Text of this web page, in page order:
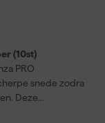
(10st)
PRO
snede zodra
Deze